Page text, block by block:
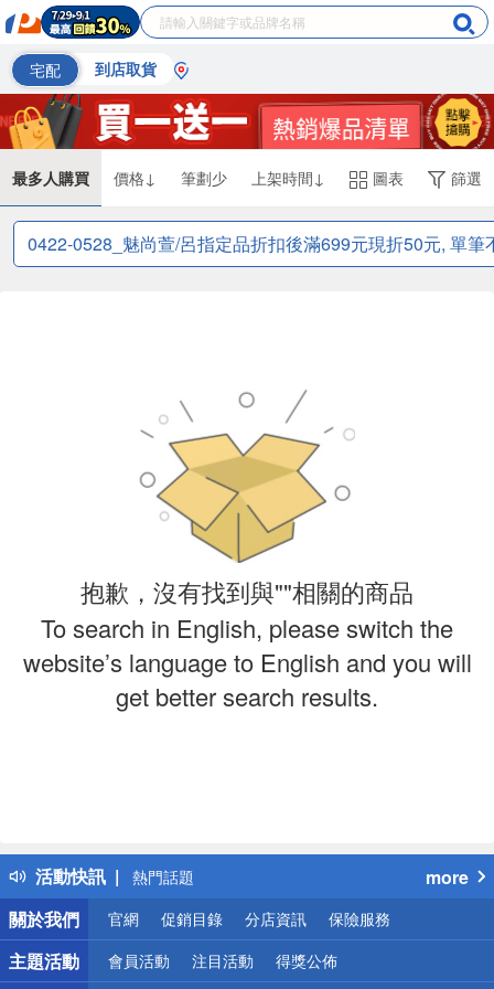
宅配 到店取貨
最多人購買 價格↓ 筆劃少 上架時間↓ 圖表 篩選
0422-0528_魅尚萱/呂指定品折扣後滿699元現折50元, 單筆
抱歉，沒有找到與""相關的商品
To search in English, please switch the
website’s language to English and you will
get better search results.
活動快訊
得獎公告
熱門話題
銀行優惠
偏遠地區配送
詐騙網頁！請小心！
more
關於我們
官網 促銷目錄 分店資訊 保險服務
主題活動 會員活動 注目活動 得獎公佈